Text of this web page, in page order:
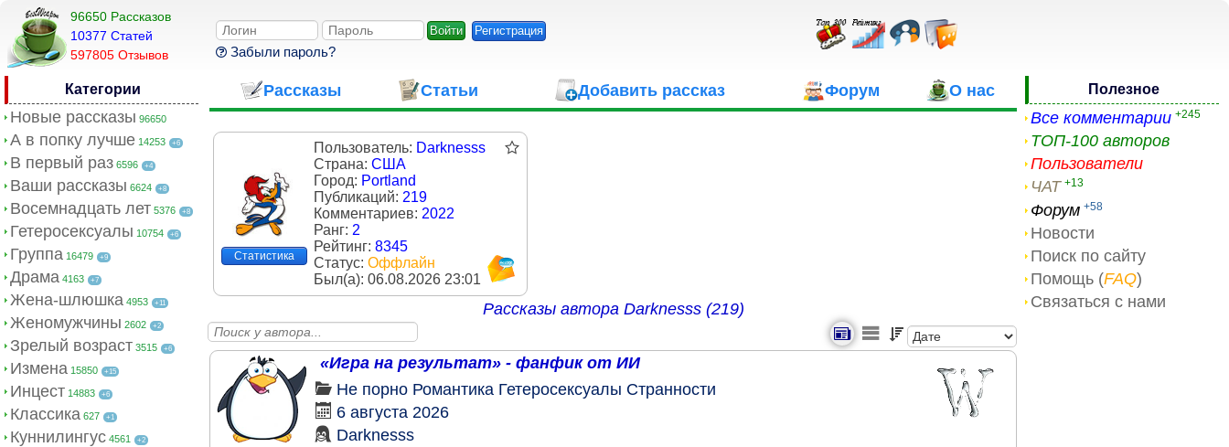
96650 Рассказов
10377 Cтатей
597805 Отзывов
Регистрация
Забыли пароль?
Категории
Новые рассказы 96650
А в попку лучше 14253 +6
В первый раз 6596 +4
Ваши рассказы 6624 +8
Восемнадцать лет 5376 +8
Гетеросексуалы 10754 +6
Группа 16479 +9
Драма 4163 +7
Жена-шлюшка 4953 +11
Женомужчины 2602 +2
Зрелый возраст 3515 +6
Измена 15850 +15
Инцест 14883 +6
Классика 627 +1
Куннилингус 4561 +2
Рассказы Статьи Добавить рассказ Форум О нас
Статистика
Пользователь: Darknesss
Страна: США
Город: Portland
Публикаций: 219
Комментариев: 2022
Ранг: 2
Рейтинг: 8345
Статус: Оффлайн
Был(a): 06.08.2026 23:01
Рассказы автора Darknesss (219)
«Игра на результат» - фанфик от ИИ
Не порно Романтика Гетеросексуалы Странности
6 августа 2026
Darknesss
Полезное
Все комментарии +245
ТОП-100 авторов
Пользователи
ЧАТ +13
Форум +58
Новости
Поиск по сайту
Помощь (FAQ)
Связаться с нами